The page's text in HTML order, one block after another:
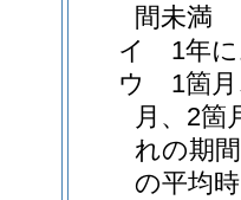
間未満
イ
1年
ウ
1箇
月、2箇
れの期
の平均